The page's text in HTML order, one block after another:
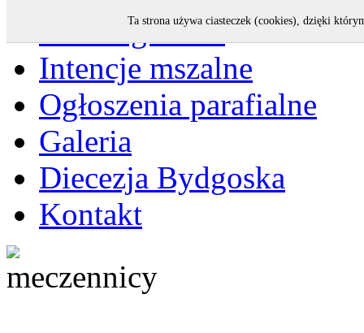
Strona główna
Intencje mszalne
Ogłoszenia parafialne
Galeria
Diecezja Bydgoska
Kontakt
Ta strona używa ciasteczek (cookies), dzięki